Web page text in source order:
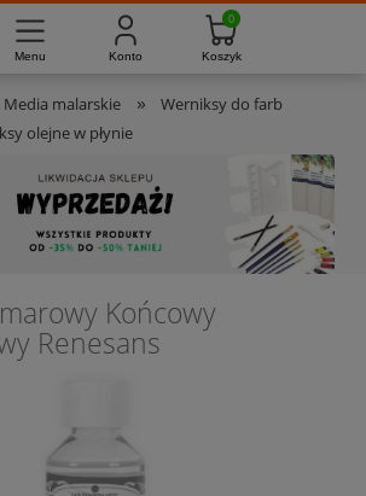
Media malarskie »
Werniksy do farb
olejne w płynie
Końcowy
Renesans
012-789 Pon. - Pt. 8:00 - 16:00